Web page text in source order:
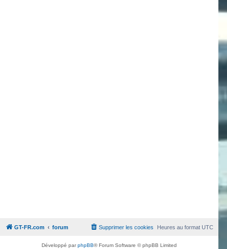
GT-FR.com forum Heures au formatUTC
Supprimer les cookies
Développé parphpBB® Forum Software © phpBB Limited